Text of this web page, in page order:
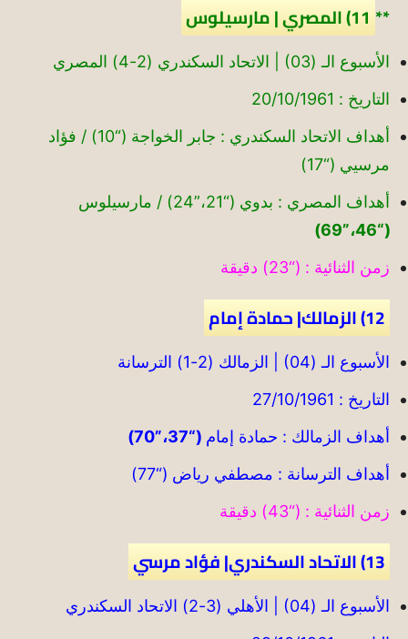
** 11) المصري | مارسيلوس
الأسبوع الـ (03) | الاتحاد السكندري (2-4) المصري
التاريخ : 20/10/1961
أهداف الاتحاد السكندري : جابر الخواجة (“10) / فؤاد
مرسيي (“17)
أهداف المصري : بدوي (“21،”24) / مارسيلوس
(“46،”69)
زمن الثنائية : (“23) دقيقة
12) الزمالك| حمادة إمام
الأسبوع الـ (04) | الزمالك (2-1) الترسانة
التاريخ : 27/10/1961
أهداف الزمالك : حمادة إمام (“37،”70)
أهداف الترسانة : مصطفي رياض (“77)
زمن الثنائية : (“43) دقيقة
13) الاتحاد السكندري| فؤاد مرسي
الأسبوع الـ (04) | الأهلي (3-2) الاتحاد السكندري